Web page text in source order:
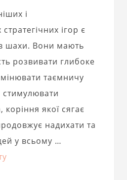
і
ігор є
шахи. Вони мають
розвивати глибоке
таємничу
стимулювати
коріння якої сягає
надихати та
у ​​всьому …